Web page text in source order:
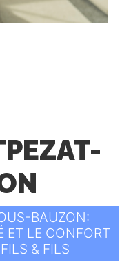
BAUZON:
ET LE CONFORT
& FILS